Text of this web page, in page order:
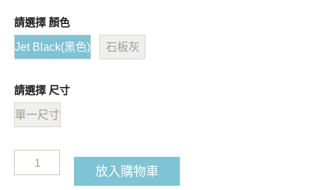
請選擇 顏色
Jet Black(黑色) 石板灰
請選擇 尺寸
單一尺寸
放入購物車